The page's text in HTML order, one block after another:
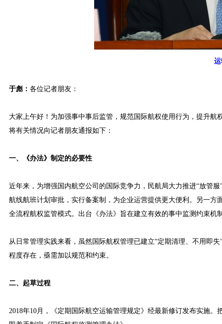
于彪： 各位记者朋友：
大家上午好！为加强事中事后监管，规范国际航权使用行为，提升
将有关情况向记者朋友通报如下：
一、《办法》制定的必要性
近年来，为增强国内航空公司的国际竞争力，民航局大力推进“放管
航线航班计划审批，实行备案制，为企业运营提供更大便利。另一
全流程航权监管模式。出台《办法》旨在建立有效的事中监测约束机
从日常管理实践来看，虽然国际航权管理已建立“定期清理、不用即
程度存在，亟需加以规范和约束。
二、起草过程
2018年10月，《定期国际航空运输管理规定》经最新修订发布实施